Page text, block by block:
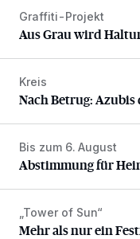
Aus Grau wird Haltung
Graffiti-Projekt
Aus Grau wird
Nach Betrug: Azubis
Kreis
Nach Betrug:
Abstimmung für
Bis zum 6. August
Abstimmung für
Mehr als nur ein
„Tower of Sun“
Mehr als nur ein